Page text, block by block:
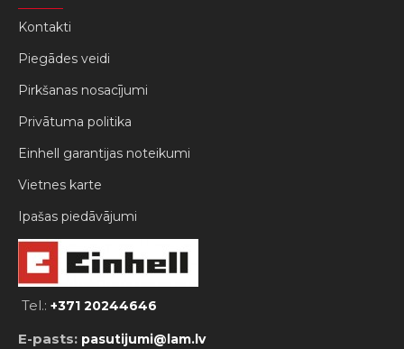
Kontakti
Piegādes veidi
Pirkšanas nosacījumi
Privātuma politika
Einhell garantijas noteikumi
Vietnes karte
Ipašas piedāvājumi
Tel.: +371 20244646
E-pasts: pasutijumi@lam.lv